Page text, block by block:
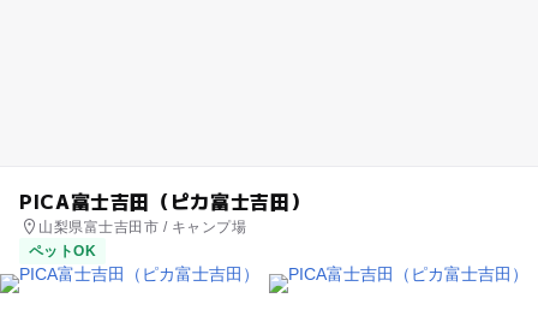
PICA富士吉田（ピカ富士吉田）
山梨県富士吉田市 / キャンプ場
ペットOK